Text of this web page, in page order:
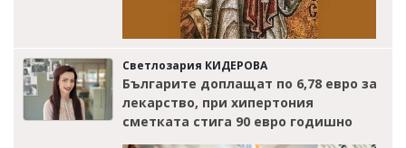
Светлозария КИДЕРОВА
Българите доплащат по 6,78 евро за
лекарство, при хипертония
сметката стига 90 евро годишно